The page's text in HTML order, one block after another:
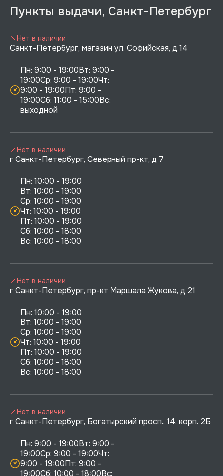
Пункты выдачи, Санкт-Петербург
Санкт-Петербург, магазин ул. Софийская, д 14
Пн: 9:00 - 19:00Вт: 9:00 -
19:00Ср: 9:00 - 19:00Чт:
9:00 - 19:00Пт: 9:00 -
19:00Сб: 11:00 - 15:00Вс:
выходной
Нет в наличии
г Санкт-Петербург, Северный пр-кт, д 7
Пн: 10:00 - 19:00
Вт: 10:00 - 19:00
Ср: 10:00 - 19:00
Чт: 10:00 - 19:00
Пт: 10:00 - 19:00
Сб: 10:00 - 18:00
Нет в наличии
г Санкт-Петербург, пр-кт Маршала Жукова, д 21
Пн: 10:00 - 19:00
Вт: 10:00 - 19:00
Ср: 10:00 - 19:00
Чт: 10:00 - 19:00
Пт: 10:00 - 19:00
Сб: 10:00 - 18:00
Нет в наличии
г Санкт-Петербург, Богатырский просп., 14, корп. 2Б
Пн: 9:00 - 19:00Вт: 9:00 -
19:00Ср: 9:00 - 19:00Чт:
9:00 - 19:00Пт: 9:00 -
19:00Сб: 10:00 - 18:00Вс:
Нет в наличии